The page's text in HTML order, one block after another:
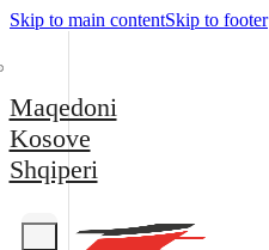
Skip to main contentSkip to footer
Maqedoni
Kosove
Shqiperi